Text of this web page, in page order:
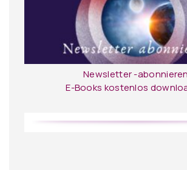
Newsletter -abonnieren
E-Books kostenlos